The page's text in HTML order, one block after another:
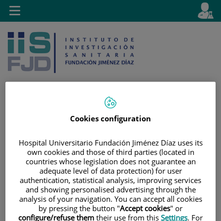
Saltar al contenido
contenido
idioma
activo
es
Toggle
navigation
Cookies configuration
Hospital Universitario Fundación Jiménez Díaz uses its
own cookies and those of third parties (located in
countries whose legislation does not guarantee an
adequate level of data protection) for user
authentication, statistical analysis, improving services
and showing personalised advertising through the
analysis of your navigation. You can accept all cookies
by pressing the button "Accept cookies" or
configure/refuse them their use from this Settings. For